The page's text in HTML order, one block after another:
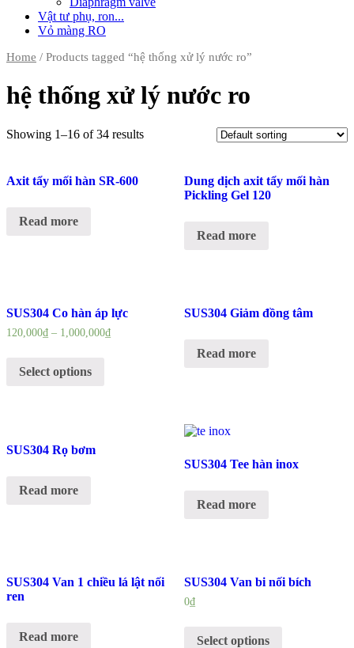
Vật tư phụ, ron...
Vỏ màng RO
Home / Products tagged “hệ thống xử lý nước ro”
hệ thống xử lý nước ro
Showing 1–16 of 34 results
Axit tẩy mối hàn SR-600
Read more
Dung dịch axit tẩy mối hàn
Pickling Gel 120
Read more
SUS304 Co hàn áp lực
120,000₫ – 1,000,000₫
Select options
SUS304 Giảm đồng tâm
Read more
SUS304 Rọ bơm
Read more
SUS304 Tee hàn inox
Read more
SUS304 Van 1 chiều lá lật nối
ren
Read more
SUS304 Van bi nối bích
0₫
Select options